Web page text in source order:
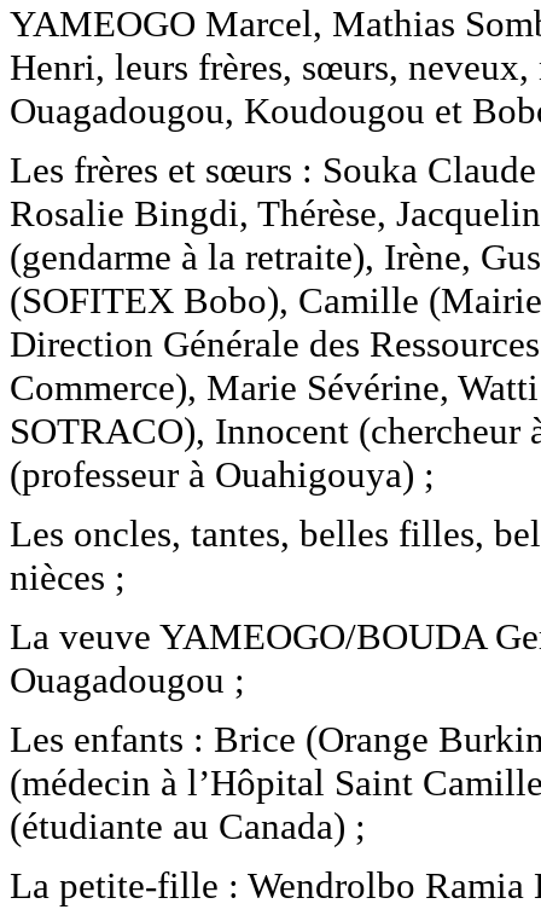
YAMEOGO Marcel, Mathias
Henri, leurs frères, sœurs, neveux,
Ouagadougou, Koudougou et
Les frères et sœurs : Souka
Rosalie Bingdi, Thérèse,
(gendarme à la retraite), Irène,
(SOFITEX Bobo), Camille
Direction Générale des
Commerce), Marie Sévérine,
SOTRACO), Innocent (chercheur
(professeur à Ouahigouya) ;
Les oncles, tantes, belles filles,
nièces ;
La veuve YAMEOGO/BOUDA
Ouagadougou ;
Les enfants : Brice (Orange
(médecin à l’Hôpital Saint
(étudiante au Canada) ;
La petite-fille : Wendrolbo Ramia